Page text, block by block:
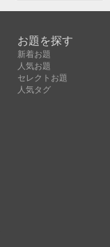
お題を探す
新着お題
人気お題
セレクトお題
人気タグ